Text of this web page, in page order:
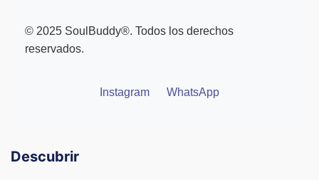
© 2025 SoulBuddy®. Todos los derechos
reservados.
Instagram WhatsApp
Descubrir